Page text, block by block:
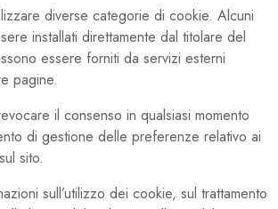
diverse categorie di cookie. Alcuni
installati direttamente dal titolare del
essere forniti da servizi esterni
pagine.
il consenso in qualsiasi momento
di gestione delle preferenze relativo ai
sito.
sull’utilizzo dei cookie, sul trattamento